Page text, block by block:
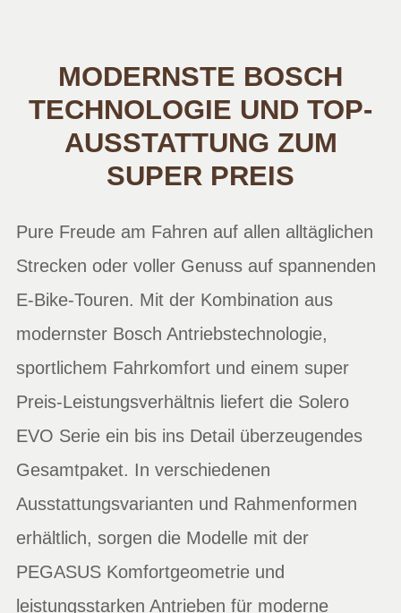
MODERNSTE BOSCH
TECHNOLOGIE UND TOP-
AUSSTATTUNG ZUM
SUPER PREIS
Pure Freude am Fahren auf allen alltäglichen
Strecken oder voller Genuss auf spannenden
E-Bike-Touren. Mit der Kombination aus
modernster Bosch Antriebstechnologie,
sportlichem Fahrkomfort und einem super
Preis-Leistungsverhältnis liefert die Solero
EVO Serie ein bis ins Detail überzeugendes
Gesamtpaket. In verschiedenen
Ausstattungsvarianten und Rahmenformen
erhältlich, sorgen die Modelle mit der
PEGASUS Komfortgeometrie und
leistungsstarken Antrieben für moderne